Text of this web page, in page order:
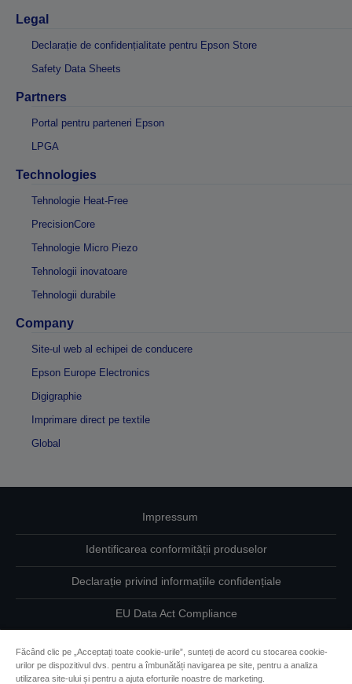
Legal
Declarație de confidențialitate pentru Epson Store
Safety Data Sheets
Partners
Portal pentru parteneri Epson
LPGA
Technologies
Tehnologie Heat-Free
PrecisionCore
Tehnologie Micro Piezo
Tehnologii inovatoare
Tehnologii durabile
Company
Site-ul web al echipei de conducere
Epson Europe Electronics
Digigraphie
Imprimare direct pe textile
Global
Impressum
Identificarea conformității produselor
Declarație privind informațiile confidențiale
EU Data Act Compliance
Informaţii despre modulele cookie
Făcând clic pe „Acceptați toate cookie-urile”, sunteți de acord cu stocarea cookie-
urilor pe dispozitivul dvs. pentru a îmbunătăți navigarea pe site, pentru a analiza
utilizarea site-ului și pentru a ajuta eforturile noastre de marketing.